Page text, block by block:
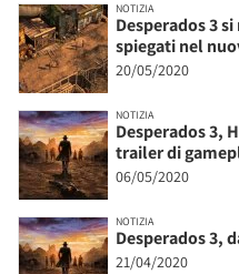
NOTIZIA
Desperados 3
spiegati nel
20/05/2020
NOTIZIA
Desperados 3,
trailer di
06/05/2020
NOTIZIA
Desperados 3,
21/04/2020